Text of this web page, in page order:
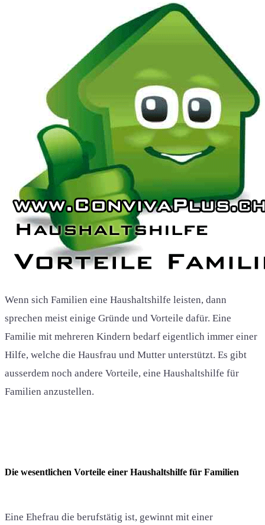
Wenn sich Familien eine Haushaltshilfe leisten, dann
sprechen meist einige Gründe und Vorteile dafür. Eine
Familie mit mehreren Kindern bedarf eigentlich immer einer
Hilfe, welche die Hausfrau und Mutter unterstützt. Es gibt
ausserdem noch andere Vorteile, eine Haushaltshilfe für
Familien anzustellen.
Die wesentlichen Vorteile einer Haushaltshilfe für Familien
Eine Ehefrau die berufstätig ist, gewinnt mit einer